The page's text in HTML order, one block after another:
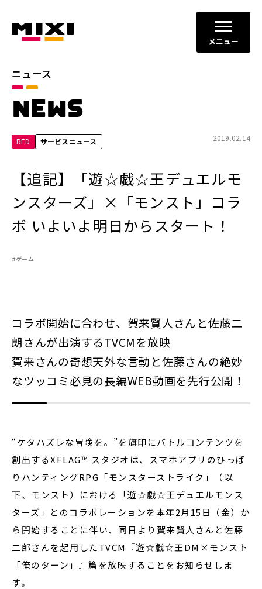
メニュー
ニュース
NEWS
RED サービスニュース 2019.02.14
【追記】「遊☆戯☆王デュエルモ
ンスターズ」×「モンスト」コラ
ボ いよいよ明日からスタート！
#ゲーム
コラボ開始に合わせ、賀来賢人さんと佐藤二
朗さんが出演するTVCMを放映
賀来さんの奇想天外な言動と佐藤さんの絶妙
なツッコミ必見の長編WEB動画を先行公開！
“ケタハズレな冒険を。”を旗印にバトルコンテンツを
創出するXFLAG™ スタジオは、スマホアプリのひっぱ
りハンティングRPG「モンスターストライク」（以
下、モンスト）における「遊☆戯☆王デュエルモンス
ターズ」とのコラボレーションを本年2月15日（金）か
ら開始することに伴い、同日より賀来賢人さんと佐藤
二郎さんを起用したTVCM『遊☆戯☆王DM×モンスト
「俺のターン」』篇を放映することをお知らせしま
す。
カテゴリ
お知らせ
2026年 2025年